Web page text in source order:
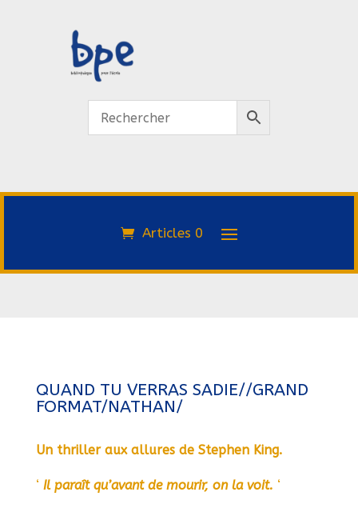
Articles 0
QUAND TU VERRAS SADIE//GRAND
FORMAT/NATHAN/
Un thriller aux allures de Stephen King.
‘ Il paraît qu’avant de mourir, on la voit. ‘